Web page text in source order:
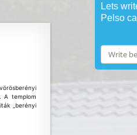
A templom
„berényi
Lets
Pelso